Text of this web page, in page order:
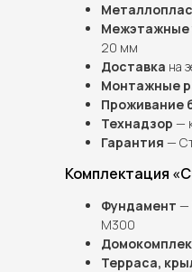
Межэтажные
20 мм
Доставка на
Монтажные
Проживание
Технадзор —
Гарантия —
Комплектация
Фундамент —
М300
Терраса,